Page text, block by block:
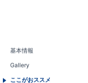
基本情報
Gallery
ここがおススメ